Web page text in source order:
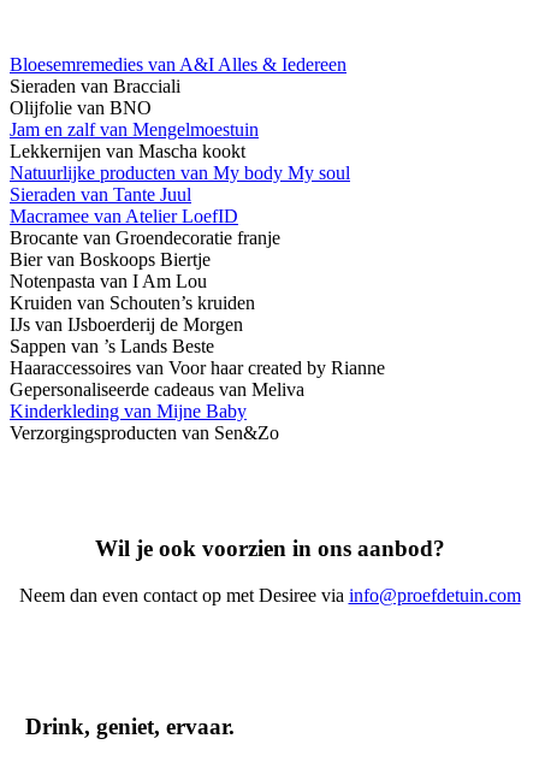
Bloesemremedies van A&I Alles & Iedereen
Sieraden van Bracciali
Olijfolie van BNO
Jam en zalf van Mengelmoestuin
Lekkernijen van Mascha kookt
Natuurlijke producten van My body My soul
Sieraden van Tante Juul
Macramee van Atelier LoefID
Brocante van Groendecoratie franje
Bier van Boskoops Biertje
Notenpasta van I Am Lou
Kruiden van Schouten’s kruiden
IJs van IJsboerderij de Morgen
Sappen van ’s Lands Beste
Haaraccessoires van Voor haar created by Rianne
Gepersonaliseerde cadeaus van Meliva
Kinderkleding van Mijne Baby
Verzorgingsproducten van Sen&Zo
Wil je ook voorzien in ons aanbod?
Neem dan even contact op met Desiree via info@proefdetuin.com
Drink, geniet, ervaar.